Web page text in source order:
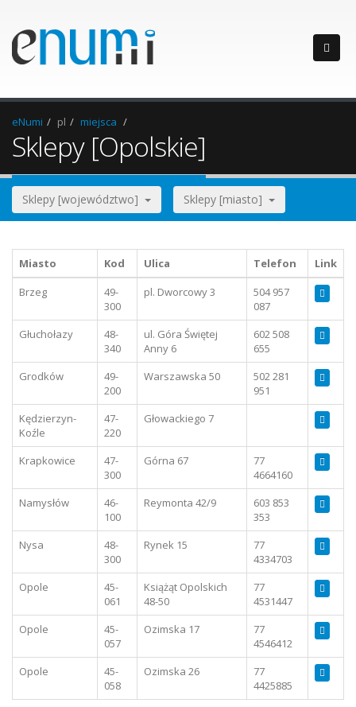
eNumi pl miejsca
Sklepy [Opolskie]
Sklepy [województwo] Sklepy [miasto]
Miasto Kod Ulica Telefon
Link
Brzeg
49-
300
pl. Dworcowy 3
504 957
087
Głuchołazy
48-
340
ul. Góra Świętej
Anny 6
602 508
655
Grodków
49-
200
Warszawska 50
502 281
951
Kędzierzyn-
Koźle
47-
220
Głowackiego 7
Krapkowice
47-
300
Górna 67
77
4664160
Namysłów
46-
100
Reymonta 42/9
603 853
353
Nysa
48-
300
Rynek 15
77
4334703
Opole
45-
061
Książąt Opolskich
48-50
77
4531447
Opole
45-
057
Ozimska 17
77
4546412
Opole
45-
058
Ozimska 26
77
4425885